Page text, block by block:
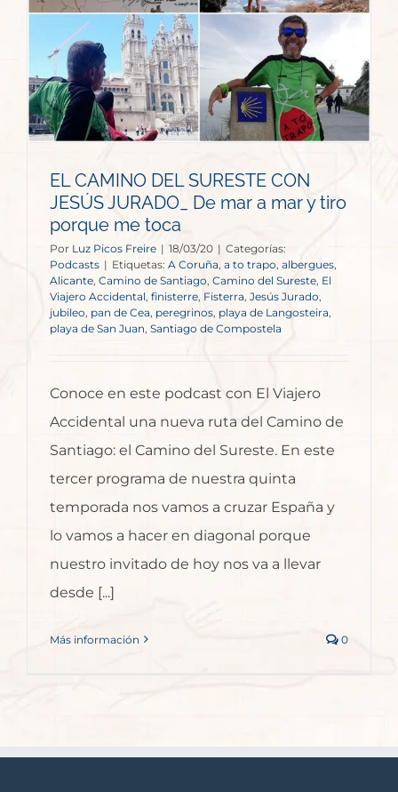
EL CAMINO DEL SURESTE CON
JESÚS JURADO_ De mar a mar y tiro
porque me toca
Por Luz Picos Freire | 18/03/20 | Categorías:
Podcasts | Etiquetas: A Coruña a to trapo albergues,
Alicante, Camino de Santiago, Camino del Sureste, El
Viajero Accidental finisterre, Fisterra Jesús Jurado
jubileo pan de Cea, peregrinos playa de Langosteira
playa de San Juan, Santiago de Compostela
Conoce en este podcast con El Viajero
Accidental una nueva ruta del Camino de
Santiago: el Camino del Sureste. En este
tercer programa de nuestra quinta
temporada nos vamos a cruzar España y
lo vamos a hacer en diagonal porque
nuestro invitado de hoy nos va a llevar
desde [...]
Más información 0